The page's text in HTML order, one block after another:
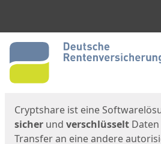
Start
Cryptshare ist eine
sicher und verschlüsselt
Transfer an eine andere